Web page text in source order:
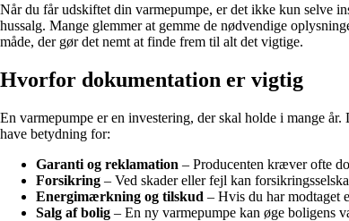
Når du får udskiftet din varmepumpe, er det ikke kun selve
hussalg. Mange glemmer at gemme de nødvendige
måde, der gør det nemt at finde frem til alt det vigtige.
Hvorfor dokumentation er vigtig
En varmepumpe er en investering, der skal holde i mange
have betydning for:
Garanti og reklamation – Producenten kræver ofte
Forsikring – Ved skader eller fejl kan
Energimærkning og tilskud – Hvis du har modtaget
Salg af bolig – En ny varmepumpe kan øge boligens